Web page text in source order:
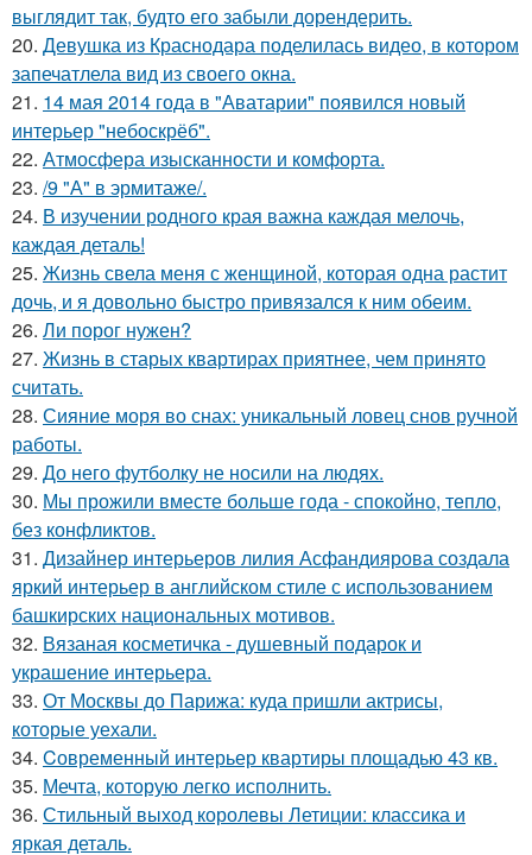
выглядит так, будто его забыли дорендерить.
20. Девушка из Краснодара поделилась видео, в котором
запечатлела вид из своего окна.
21. 14 мая 2014 года в "Аватарии" появился новый
интерьер "небоскрёб".
22. Атмосфера изысканности и комфорта.
23. /9 "А" в эрмитаже/.
24. В изучении родного края важна каждая мелочь,
каждая деталь!
25. Жизнь свела меня с женщиной, которая одна растит
дочь, и я довольно быстро привязался к ним обеим.
26. Ли порог нужен?
27. Жизнь в старых квартирах приятнее, чем принято
считать.
28. Сияние моря во снах: уникальный ловец снов ручной
работы.
29. До него футболку не носили на людях.
30. Мы прожили вместе больше года - спокойно, тепло,
без конфликтов.
31. Дизайнер интерьеров лилия Асфандиярова создала
яркий интерьер в английском стиле с использованием
башкирских национальных мотивов.
32. Вязаная косметичка - душевный подарок и
украшение интерьера.
33. От Москвы до Парижа: куда пришли актрисы,
которые уехали.
34. Cовременный интерьер квартиры площадью 43 кв.
35. Мечта, которую легко исполнить.
36. Стильный выход королевы Летиции: классика и
яркая деталь.